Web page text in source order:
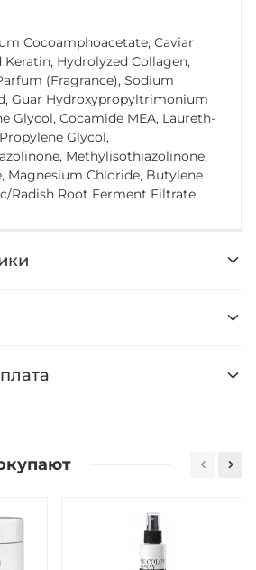
Cocoamphoacetate, Caviar
Keratin, Hydrolyzed Collagen,
(Fragrance), Sodium
Guar Hydroxypropyltrimonium
Glycol, Cocamide MEA, Laureth-
Glycol,
Methylisothiazolinone,
Magnesium Chloride, Butylene
Radish Root Ferment Filtrate